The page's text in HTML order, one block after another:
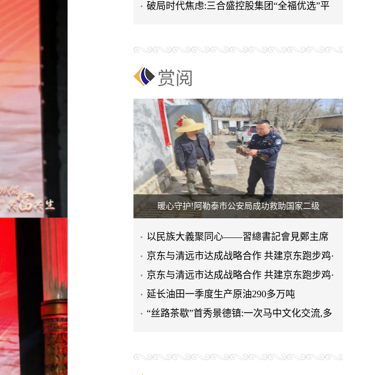
进上海晨烨家具有限公
破局时代焦虑:三合盛控股集团“全福优选”平
赏阅
暖心守护!阿勒泰市公安局成功救助国家二级
以民族大義聚同心——習總書記會見鄭主席
提出兩岸關系四點重要意
京东与清远市达成战略合作 共建京东跑步鸡·
清远鸡标准体系
京东与清远市达成战略合作 共建京东跑步鸡·
清远鸡标准体系
延长油田一季度生产原油290多万吨
“丝路茶歇”首秀景德镇:一次马中文化交流,多